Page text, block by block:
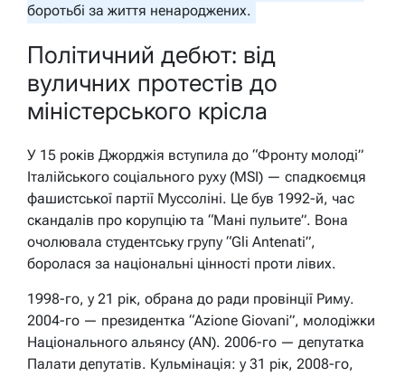
боротьбі за життя ненароджених.
Політичний дебют: від
вуличних протестів до
міністерського крісла
У 15 років Джорджія вступила до “Фронту молоді”
Італійського соціального руху (MSI) — спадкоємця
фашистської партії Муссоліні. Це був 1992-й, час
скандалів про корупцію та “Мані пульите”. Вона
очолювала студентську групу “Gli Antenati”,
боролася за національні цінності проти лівих.
1998-го, у 21 рік, обрана до ради провінції Риму.
2004-го — президентка “Azione Giovani”, молодіжки
Національного альянсу (AN). 2006-го — депутатка
Палати депутатів. Кульмінація: у 31 рік, 2008-го,